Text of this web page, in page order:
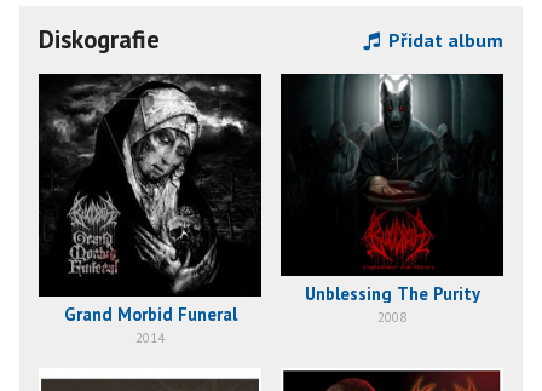
Diskografie Přidat album
Grand Morbid Funeral
2014
Unblessing The Purity
2008